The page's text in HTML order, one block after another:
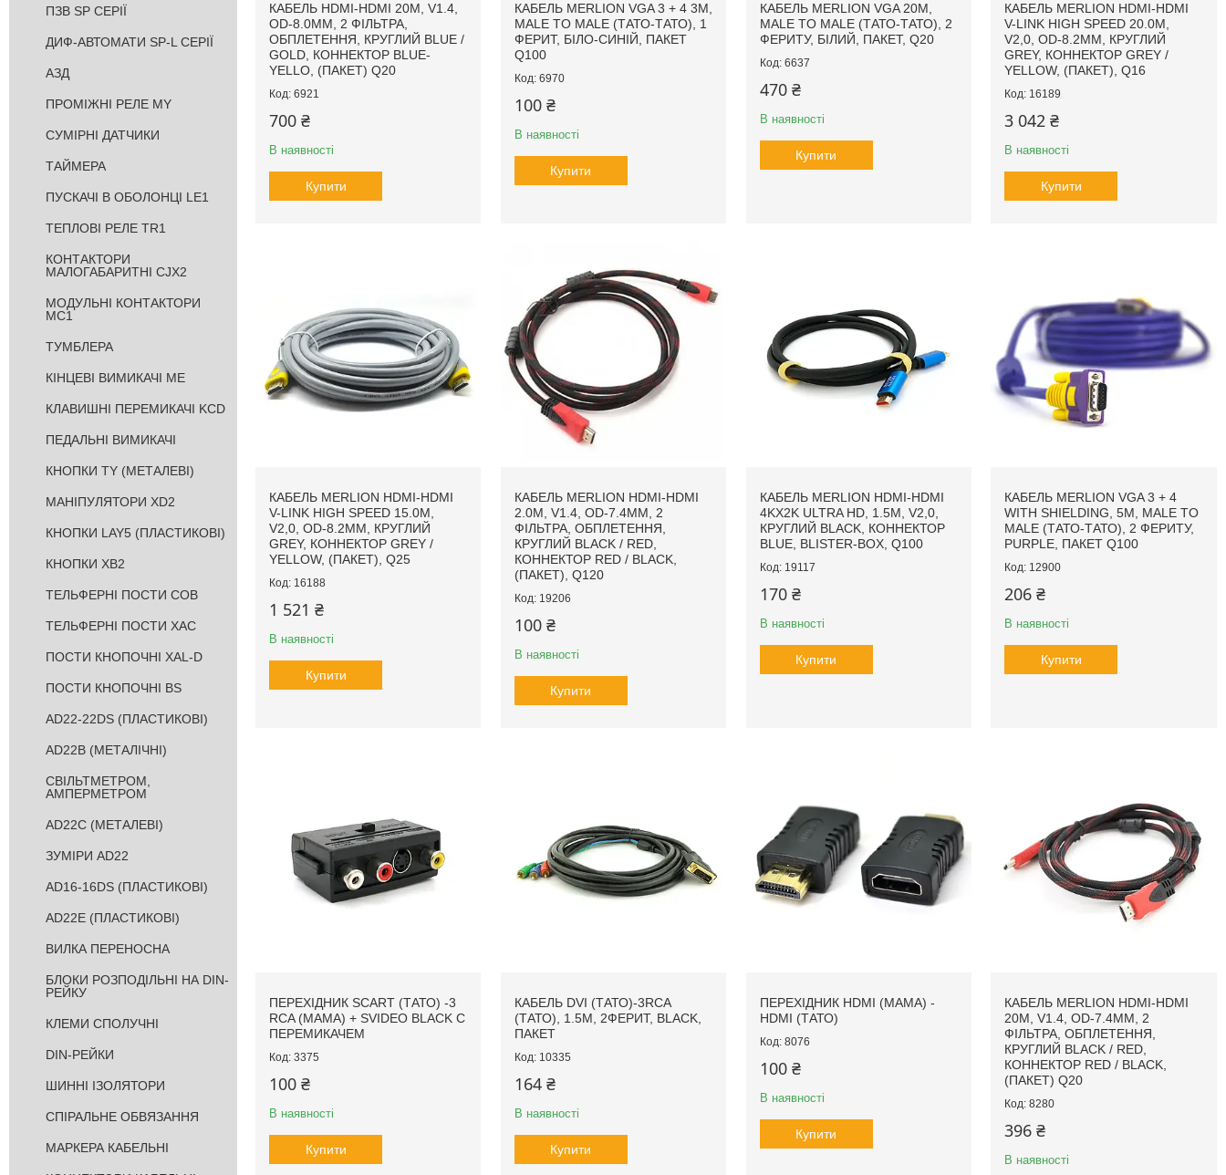
КАБЕЛЬ HDMI-HDMI 20M, V1.4,
OD-8.0MM, 2 ФІЛЬТРА,
ОБПЛЕТЕННЯ, КРУГЛИЙ BLUE /
GOLD, КОННЕКТОР BLUE-
YELLO, (ПАКЕТ) Q20
6921
700 ₴
В наявності
Купити
КАБЕЛЬ MERLION VGA 3 + 4 3M,
MALE TO MALE (ТАТО-ТАТО), 1
ФЕРИТ, БІЛО-СИНІЙ, ПАКЕТ
Q100
6970
100 ₴
В наявності
Купити
КАБЕЛЬ MERLION VGA 20M,
MALE TO MALE (ТАТО-ТАТО), 2
ФЕРИТУ, БІЛИЙ, ПАКЕТ, Q20
6637
470 ₴
В наявності
Купити
КАБЕЛЬ MERLION HDMI-HDMI
V-LINK HIGH SPEED 20.0M,
V2,0, OD-8.2MM, КРУГЛИЙ
GREY, КОННЕКТОР GREY /
YELLOW, (ПАКЕТ), Q16
16189
3 042 ₴
В наявності
Купити
КАБЕЛЬ MERLION HDMI-HDMI
V-LINK HIGH SPEED 15.0M,
V2,0, OD-8.2MM, КРУГЛИЙ
GREY, КОННЕКТОР GREY /
YELLOW, (ПАКЕТ), Q25
16188
1 521 ₴
В наявності
Купити
КАБЕЛЬ MERLION HDMI-HDMI
2.0M, V1.4, OD-7.4MM, 2
ФІЛЬТРА, ОБПЛЕТЕННЯ,
КРУГЛИЙ BLACK / RED,
КОННЕКТОР RED / BLACK,
(ПАКЕТ), Q120
19206
100 ₴
В наявності
Купити
КАБЕЛЬ MERLION HDMI-HDMI
4KX2K ULTRA HD, 1.5M, V2,0,
КРУГЛИЙ BLACK, КОННЕКТОР
BLUE, BLISTER-BOX, Q100
19117
170 ₴
В наявності
Купити
КАБЕЛЬ MERLION VGA 3 + 4
WITH SHIELDING, 5M, MALE TO
MALE (ТАТО-ТАТО), 2 ФЕРИТУ,
PURPLE, ПАКЕТ Q100
12900
206 ₴
В наявності
Купити
ПЕРЕХІДНИК SCART (ТАТО) -3
RCA (МАМА) + SVIDEO BLACK C
ПЕРЕМИКАЧЕМ
3375
100 ₴
В наявності
Купити
КАБЕЛЬ DVI (ТАТО)-3RCA
(ТАТО), 1.5M, 2ФЕРИТ, BLACK,
ПАКЕТ
10335
164 ₴
В наявності
Купити
ПЕРЕХІДНИК HDMI (МАМА) -
HDMI (ТАТО)
8076
100 ₴
В наявності
Купити
КАБЕЛЬ MERLION HDMI-HDMI
20M, V1.4, OD-7.4MM, 2
ФІЛЬТРА, ОБПЛЕТЕННЯ,
КРУГЛИЙ BLACK / RED,
КОННЕКТОР RED / BLACK,
(ПАКЕТ) Q20
8280
396 ₴
В наявності
ПЗВ SP СЕРІЇ
ДИФ-АВТОМАТИ SP-L СЕРІЇ
АЗД
ПРОМІЖНІ РЕЛЕ MY
СУМІРНІ ДАТЧИКИ
ТАЙМЕРА
ПУСКАЧІ В ОБОЛОНЦІ LE1
ТЕПЛОВІ РЕЛЕ TR1
КОНТАКТОРИ
МАЛОГАБАРИТНІ CJX2
МОДУЛЬНІ КОНТАКТОРИ
MC1
ТУМБЛЕРА
КІНЦЕВІ ВИМИКАЧІ ME
КЛАВИШНІ ПЕРЕМИКАЧІ KCD
ПЕДАЛЬНІ ВИМИКАЧІ
КНОПКИ TY (МЕТАЛЕВІ)
МАНІПУЛЯТОРИ XD2
КНОПКИ LAY5 (ПЛАСТИКОВІ)
КНОПКИ XB2
ТЕЛЬФЕРНІ ПОСТИ COB
ТЕЛЬФЕРНІ ПОСТИ XAC
ПОСТИ КНОПОЧНІ XAL-D
ПОСТИ КНОПОЧНІ BS
AD22-22DS (ПЛАСТИКОВІ)
AD22B (МЕТАЛІЧНІ)
СВІЛЬТМЕТРОМ,
АМПЕРМЕТРОМ
AD22С (МЕТАЛЕВІ)
ЗУМІРИ AD22
AD16-16DS (ПЛАСТИКОВІ)
AD22E (ПЛАСТИКОВІ)
ВИЛКА ПЕРЕНОСНА
БЛОКИ РОЗПОДІЛЬНІ НА DIN-
РЕЙКУ
КЛЕМИ СПОЛУЧНІ
DIN-РЕЙКИ
ШИННІ ІЗОЛЯТОРИ
СПІРАЛЬНЕ ОБВЯЗАННЯ
МАРКЕРА КАБЕЛЬНІ